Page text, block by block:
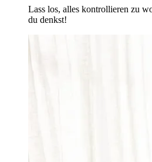
Lass los, alles kontrollieren zu
du denkst!